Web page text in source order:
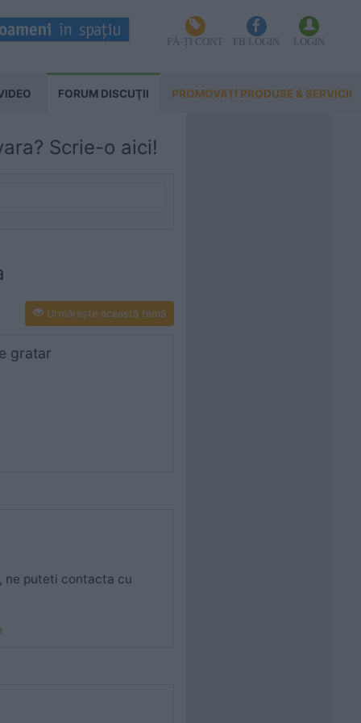
FĂ-ȚI CONT FB LOGIN LOGIN
FORUM DISCUŢII PROMOVAȚI PRODUSE & SERVICII
Scrie-o aici!
Urmăreşte această temă
gratar
ne puteti contacta cu